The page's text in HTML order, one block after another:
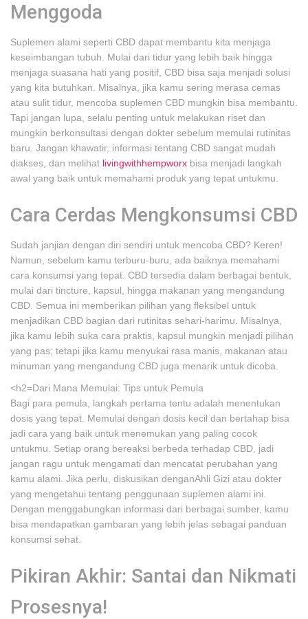
Menggoda
Suplemen alami seperti CBD dapat membantu kita menjaga
keseimbangan tubuh. Mulai dari tidur yang lebih baik hingga
menjaga suasana hati yang positif, CBD bisa saja menjadi solusi
yang kita butuhkan. Misalnya, jika kamu sering merasa cemas
atau sulit tidur, mencoba suplemen CBD mungkin bisa membantu.
Tapi jangan lupa, selalu penting untuk melakukan riset dan
mungkin berkonsultasi dengan dokter sebelum memulai rutinitas
baru. Jangan khawatir, informasi tentang CBD sangat mudah
diakses, dan melihat livingwithhempworx bisa menjadi langkah
awal yang baik untuk memahami produk yang tepat untukmu.
Cara Cerdas Mengkonsumsi CBD
Sudah janjian dengan diri sendiri untuk mencoba CBD? Keren!
Namun, sebelum kamu terburu-buru, ada baiknya memahami
cara konsumsi yang tepat. CBD tersedia dalam berbagai bentuk,
mulai dari tincture, kapsul, hingga makanan yang mengandung
CBD. Semua ini memberikan pilihan yang fleksibel untuk
menjadikan CBD bagian dari rutinitas sehari-harimu. Misalnya,
jika kamu lebih suka cara praktis, kapsul mungkin menjadi pilihan
yang pas; tetapi jika kamu menyukai rasa manis, makanan atau
minuman yang mengandung CBD juga menarik untuk dicoba.
<h2=Dari Mana Memulai: Tips untuk Pemula
Bagi para pemula, langkah pertama tentu adalah menentukan
dosis yang tepat. Memulai dengan dosis kecil dan bertahap bisa
jadi cara yang baik untuk menemukan yang paling cocok
untukmu. Setiap orang bereaksi berbeda terhadap CBD, jadi
jangan ragu untuk mengamati dan mencatat perubahan yang
kamu alami. Jika perlu, diskusikan denganAhli Gizi atau dokter
yang mengetahui tentang penggunaan suplemen alami ini.
Dengan menggabungkan informasi dari berbagai sumber, kamu
bisa mendapatkan gambaran yang lebih jelas sebagai panduan
konsumsi sehat.
Pikiran Akhir: Santai dan Nikmati
Prosesnya!